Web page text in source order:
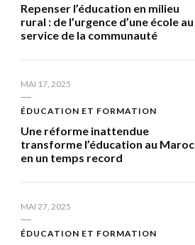
Repenser l’éducation en milieu
rural : de l’urgence d’une école au
service de la communauté
MAI 17, 2025
ÉDUCATION ET FORMATION
Une réforme inattendue
transforme l’éducation au Maroc
en un temps record
MAI 27, 2025
ÉDUCATION ET FORMATION